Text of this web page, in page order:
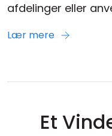
afdelinger eller
Lær mere
Et